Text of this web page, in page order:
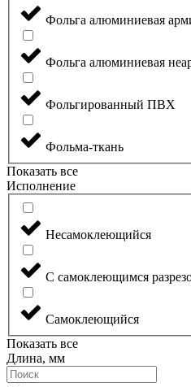
Фольга алюминиевая
Фольга алюминиевая
Фольгированный ПВХ
Фольма-ткань
Показать все
Исполнение
Несамоклеющийся
С самоклеющимся
Самоклеющийся
Показать все
Длина, мм